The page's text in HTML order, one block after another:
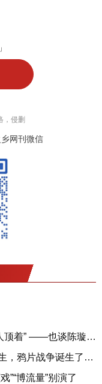
，侵删
网刊微信
侯立虹：陈璇，愧对“天塌了我们工人顶着” ——也谈陈璇“撅屁股事件”
从1840到1919（第33章）：买办诞生，鸦片战争诞生了的买办对后世有什么影响
”“博流量”别演了